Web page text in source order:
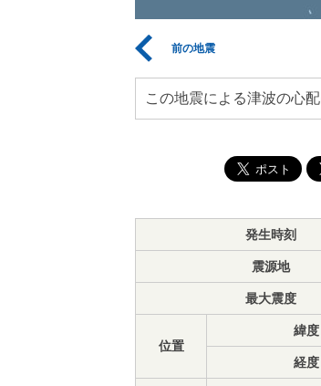
前の地震
この地震による津波の心配
発生時刻
震源地
最大震度
位置
緯度
経度